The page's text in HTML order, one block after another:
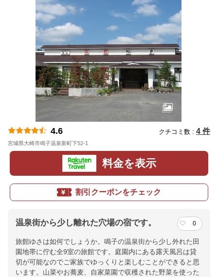
4.6 クチコミ数 : 4 件
宮城県大崎市鳴子温泉新町下52-1
料金を表示
割引クーポンをチェック
温泉街から少し離れた穴場の宿です。 0
旅館ゆさは如何でしょうか。鳴子の温泉街から少し外れた田
園地帯に佇む全9室の旅館です。庭園内にある露天風呂は貸
切が可能なのでご家族でゆっくりと楽しむことができると思
います。山菜やお蕎麦、自家菜園で収穫された野菜を使った